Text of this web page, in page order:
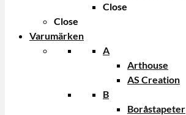
Close
Close
Varumärken
A
Arthouse
AS Creation
B
Boråstapeter